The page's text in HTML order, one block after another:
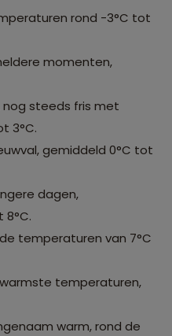
rond -3°C tot
momenten,
nog steeds fris met
3°C.
gemiddeld 0°C tot
dagen,
temperaturen van 7°C
temperaturen,
warm, rond de